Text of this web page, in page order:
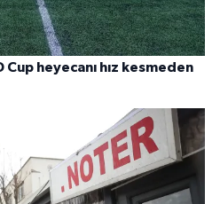
heyecanı hız kesmeden